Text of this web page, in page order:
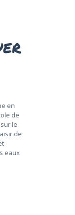
en
de
le
de
eaux